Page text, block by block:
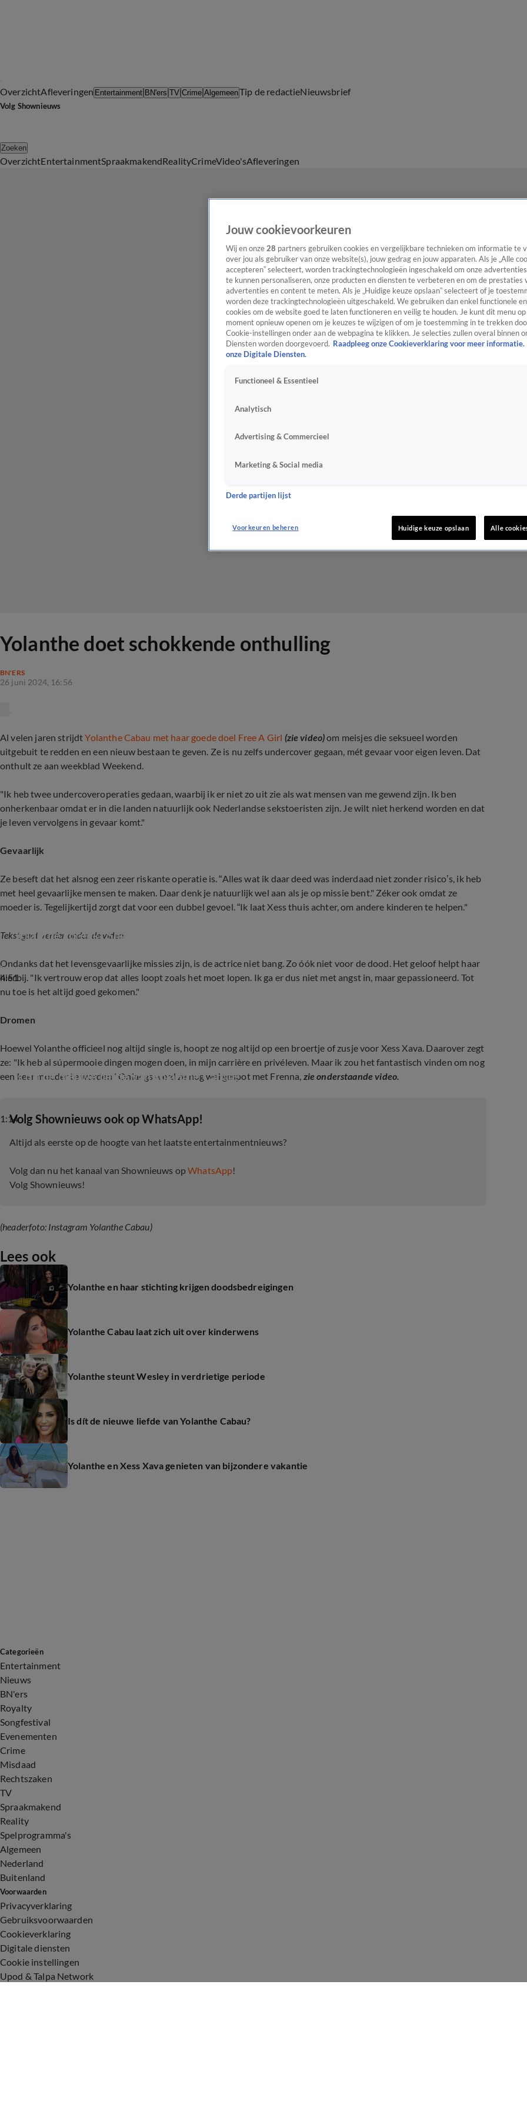
OverzichtAfleveringen Entertainment BN'ers TV Crime AlgemeenTip de redactieNieuwsbrief
Volg Shownieuws
Zoeken
OverzichtEntertainmentSpraakmakendRealityCrimeVideo'sAfleveringen
Yolanthe doet schokkende onthulling
BN'ERS
26 juni 2024, 16:56
Al velen jaren strijdtYolanthe Cabau met haar goede doel Free A Girl (zie video)om meisjes die seksueel worden
uitgebuit te redden en een nieuw bestaan te geven. Ze is nu zelfs undercover gegaan, mét gevaar voor eigen leven. Dat
onthult ze aan weekblad Weekend.
"Ik heb twee undercoveroperaties gedaan, waarbij ik er niet zo uit zie als wat mensen van me gewend zijn. Ik ben
onherkenbaar omdat er in die landen natuurlijk ook Nederlandse sekstoeristen zijn. Je wilt niet herkend worden en dat
je leven vervolgens in gevaar komt."
Gevaarlijk
Ze beseft dat het alsnog een zeer riskante operatie is. “Alles wat ik daar deed was inderdaad niet zonder risico’s, ik heb
met heel gevaarlijke mensen te maken. Daar denk je natuurlijk wel aan als je op missie bent." Zéker ook omdat ze
moeder is. Tegelijkertijd zorgt dat voor een dubbel gevoel. “Ik laat Xess thuis achter, om andere kinderen te helpen."
Tekst gaat verder onder de video.
4:51
Yolanthe spreekt Spaans voor 'Free A Girl'
Ondanks dat het levensgevaarlijke missies zijn, is de actrice niet bang. Zo óók niet voor de dood. Het geloof helpt haar
hierbij. "Ik vertrouw erop dat alles loopt zoals het moet lopen. Ik ga er dus niet met angst in, maar gepassioneerd. Tot
nu toe is het altijd goed gekomen."
Dromen
Hoewel Yolanthe officieel nog altijd single is, hoopt ze nog altijd op een broertje of zusje voor Xess Xava. Daarover zegt
ze: "Ik heb al súpermooie dingen mogen doen, in mijn carrière en privéleven. Maar ik zou het fantastisch vinden om nog
een keer moeder te worden." Onlangs werd ze nog wel gespot met Frenna, zie onderstaande video.
1:14
Is dit de nieuwe liefde van Yolanthe Cabau?
‎Volg Shownieuws ook op WhatsApp!
Altijd als eerste op de hoogte van het laatste entertainmentnieuws?
Volg dan nu het kanaal van Shownieuws opWhatsApp!
Volg Shownieuws!
(headerfoto: Instagram Yolanthe Cabau)
Lees ook
Yolanthe en haar stichting krijgen doodsbedreigingen
Yolanthe Cabau laat zich uit over kinderwens
Yolanthe steunt Wesley in verdrietige periode
Is dít de nieuwe liefde van Yolanthe Cabau?
Yolanthe en Xess Xava genieten van bijzondere vakantie
Categorieën
Entertainment
Nieuws
BN'ers
Royalty
Songfestival
Evenementen
Crime
Misdaad
Rechtszaken
TV
Spraakmakend
Reality
Spelprogramma's
Algemeen
Nederland
Buitenland
Voorwaarden
Privacyverklaring
Gebruiksvoorwaarden
Cookieverklaring
Digitale diensten
Cookie instellingen
Upod & Talpa Network
Jouw cookievoorkeuren
Wij en onze 28 partners gebruiken cookies en vergelijkbare technieken om informatie te
over jou als gebruiker van onze website(s), jouw gedrag en jouw apparaten. Als je „Alle
accepteren” selecteert, worden trackingtechnologieën ingeschakeld om onze
te kunnen personaliseren, onze producten en diensten te verbeteren en om de prestaties
advertenties en content te meten. Als je „Huidige keuze opslaan” selecteert of je
worden deze trackingtechnologieën uitgeschakeld. We gebruiken dan enkel functionele
cookies om de website goed te laten functioneren en veilig te houden. Je kunt dit menu
moment opnieuw openen om je keuzes te wijzigen of om je toestemming in te trekken
Cookie-instellingen onder aan de webpagina te klikken. Je selecties zullen overal binnen
Diensten worden doorgevoerd. Raadpleeg onze Cookieverklaring voor meer informatie.
onze Digitale Diensten.
Functioneel & Essentieel
Analytisch
Advertising & Commercieel
Marketing & Social media
Derde partijen lijst
Voorkeuren beheren Huidige keuze opslaan Alle